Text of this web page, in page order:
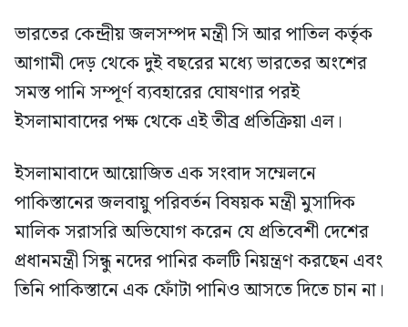
ভারতের কেন্দ্রীয় জলসম্পদ মন্ত্রী সি আর পাতিল কর্তৃক
আগামী দেড় থেকে দুই বছরের মধ্যে ভারতের অংশের
সমস্ত পানি সম্পূর্ণ ব্যবহারের ঘোষণার পরই
ইসলামাবাদের পক্ষ থেকে এই তীব্র প্রতিক্রিয়া এল।
ইসলামাবাদে আয়োজিত এক সংবাদ সম্মেলনে
পাকিস্তানের জলবায়ু পরিবর্তন বিষয়ক মন্ত্রী মুসাদিক
মালিক সরাসরি অভিযোগ করেন যে প্রতিবেশী দেশের
প্রধানমন্ত্রী সিন্ধু নদের পানির কলটি নিয়ন্ত্রণ করছেন এবং
তিনি পাকিস্তানে এক ফোঁটা পানিও আসতে দিতে চান না।